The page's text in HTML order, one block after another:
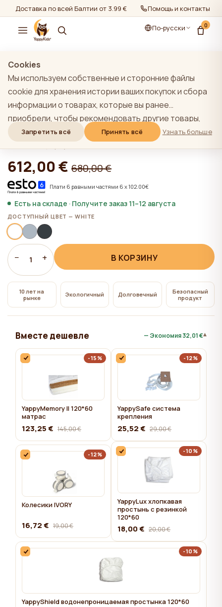
Доставка по всей Балтии от 3.99 € Помощь и контакты
По-русски 0
показать все
WHITE YappyÉtude кроватка
комплект
612,00 € 680,00 €
Плати 6 равными частями 6 x 102.00€
Есть на складе · Получите заказ 11–12 августа
ДОСТУПНЫЙ ЦВЕТ — WHITE
− 1 + В КОРЗИНУ
10 лет на
рынке
Экологичный Долговечный
Безопасный
продукт
Вместе дешевле — Экономия32,01 €▾
-15%
YappyMemory II 120*60
матрас
123,25 € 145,00 €
-12%
YappySafe система
крепления
25,52 € 29,00 €
-12%
Колесики IVORY
16,72 € 19,00 €
-10%
YappyLux хлопкавая
простынь с резинкой
120*60
18,00 € 20,00 €
-10%
YappyShield водонепроницаемая простынка 120*60
Cookies
Мы используем собственные и сторонние файлы
cookie для хранения истории ваших покупок и сбора
информации о товарах, которые вы ранее
приобрели, чтобы рекомендовать другие товары,
которые, по нашему мнению, могут вас
заинтересовать. Чтобы узнать больше о нашей
кнопку "Узнать больше". Вы можете согласиться со
всеми файлами cookie, нажав кнопку "Принять все",
или отклонить их, нажав кнопку "Запретить все". Если
пользователь сайта нажимает кнопку "Отказать
всем", на сайте сохраняются технические файлы
cookie, необходимые для работы сайта,
использование которых не требует согласия
пользователя.
Запретить всё Принять всё Узнать больше